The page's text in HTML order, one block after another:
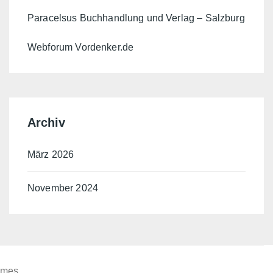
Paracelsus Buchhandlung und Verlag – Salzburg
Webforum Vordenker.de
Archiv
März 2026
November 2024